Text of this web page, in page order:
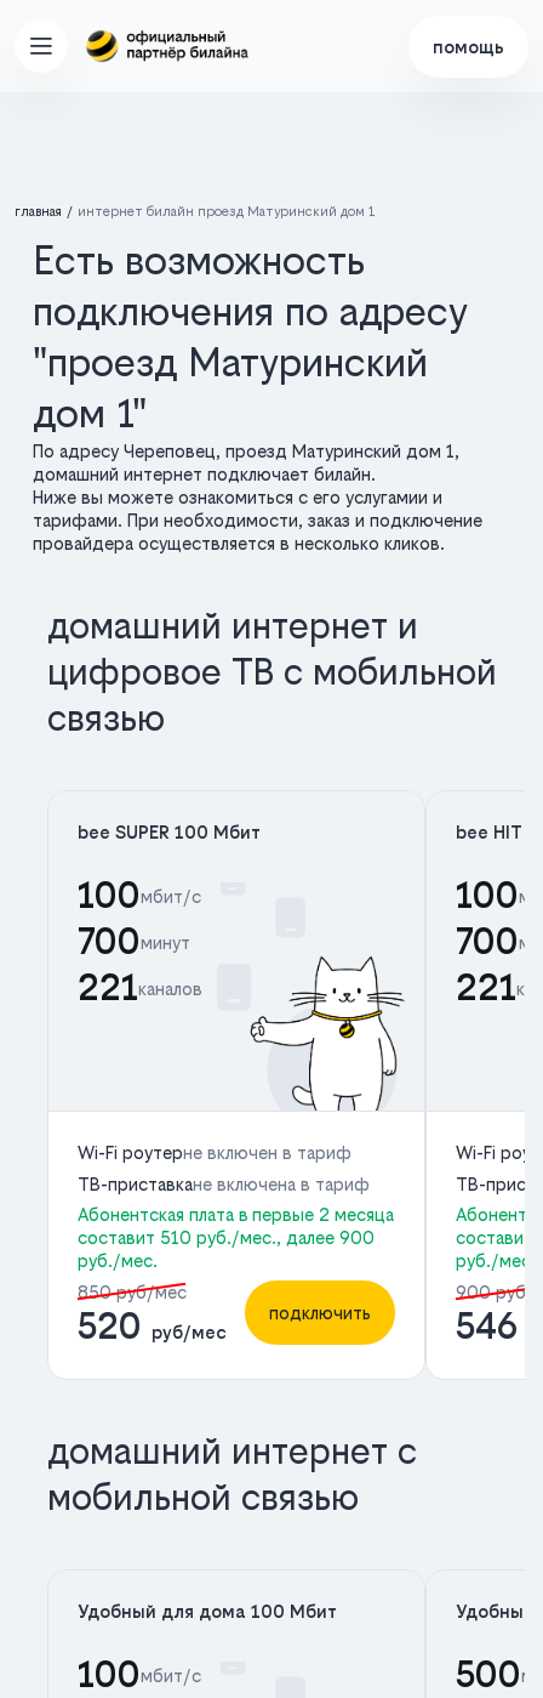
помощь
главная интернет билайн проезд Матуринский дом 1
Есть возможность
подключения по адресу
"проезд Матуринский
дом 1"
По адресу Череповец, проезд Матуринский дом 1,
домашний интернет подключает билайн.
Ниже вы можете ознакомиться с его услугамии и
тарифами. При необходимости, заказ и подключение
провайдера осуществляется в несколько кликов.
домашний интернет и
цифровое ТВ с мобильной
связью
bee SUPER 100 Мбит
100мбит/с
700минут
221каналов
Wi-Fi роутерне включен в тариф
ТВ-приставкане включена в тариф
Абонентская плата в первые 2 месяца
составит 510 руб./мес., далее 900
руб./мес.
850 руб/мес
520 руб/мес
подключить
bee HIT
100
700
221
Wi-Fi
ТВ-
составит
руб./мес.
900 руб/
546
домашний интернет с
мобильной связью
Удобный для дома 100 Мбит
100мбит/с
Удобный
500